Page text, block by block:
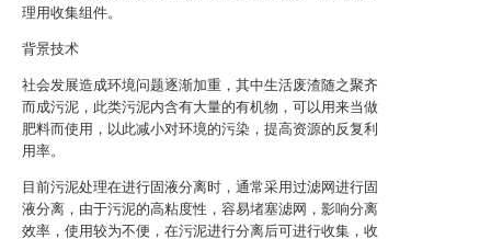
理用收集组件。
背景技术
社会发展造成环境问题逐渐加重，其中生活废渣随之聚齐
而成污泥，此类污泥内含有大量的有机物，可以用来当做
肥料而使用，以此减小对环境的污染，提高资源的反复利
用率。
目前污泥处理在进行固液分离时，通常采用过滤网进行固
液分离，由于污泥的高粘度性，容易堵塞滤网，影响分离
效率，使用较为不便，在污泥进行分离后可进行收集，收